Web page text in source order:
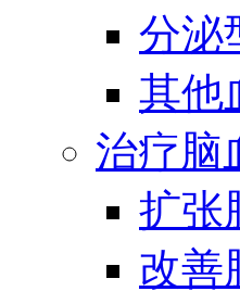
分泌
其他
治疗脑
扩张
改善